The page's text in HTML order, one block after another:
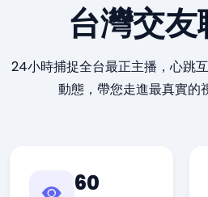
台灣交
24小時捕捉全台最正主播，心跳
動態，帶您走進最真實的
60